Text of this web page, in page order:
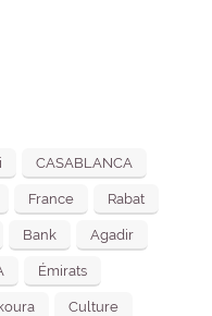
CASABLANCA
France Rabat
Bank Agadir
Émirats
Culture